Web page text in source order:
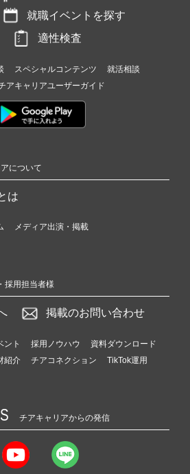
就職イベントを探す
適性検査
スペシャルコンテンツ
就活相談
アキャリアユーザーガイド
について
は
メディア出演・掲載
採用担当者様
掲載のお問い合わせ
ント 採用ノウハウ
資料ダウンロード
紹介 チアコネクション
TikTok運用
チアキャリアからの発信